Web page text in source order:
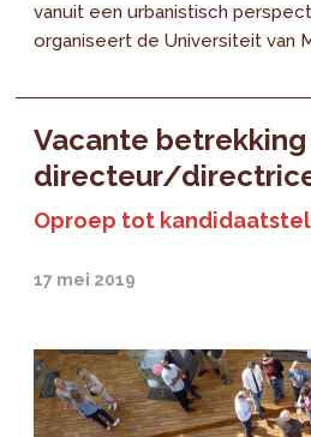
vanuit een urbanistisch
organiseert de Universiteit van
Vacante
directeur/
Oproep tot
17 mei 2019